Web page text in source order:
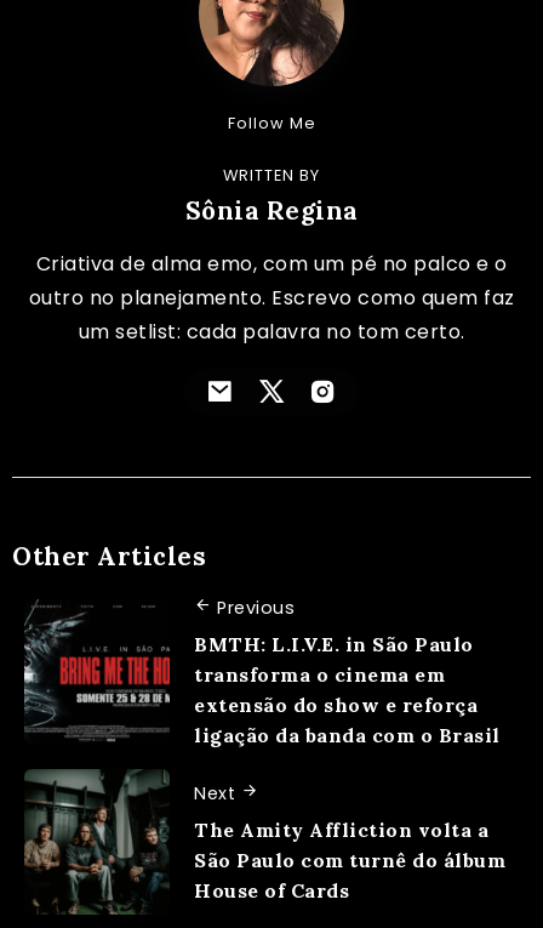
Follow Me
WRITTEN BY
Sônia Regina
Criativa de alma emo, com um pé no palco e o
outro no planejamento. Escrevo como quem faz
um setlist: cada palavra no tom certo.
Other Articles
Previous
BMTH: L.I.V.E. in São Paulo
transforma o cinema em
extensão do show e reforça
ligação da banda com o Brasil
Next
The Amity Affliction volta a
São Paulo com turnê do álbum
House of Cards